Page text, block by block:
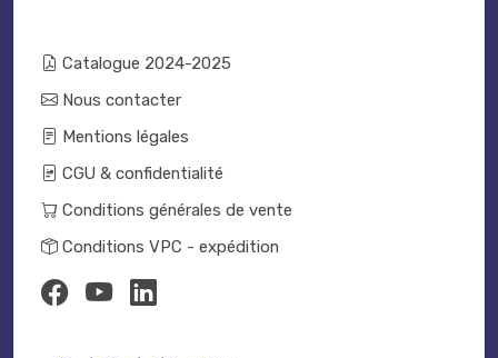
Catalogue 2024-2025
Nous contacter
Mentions légales
CGU & confidentialité
Conditions générales de vente
Conditions VPC - expédition